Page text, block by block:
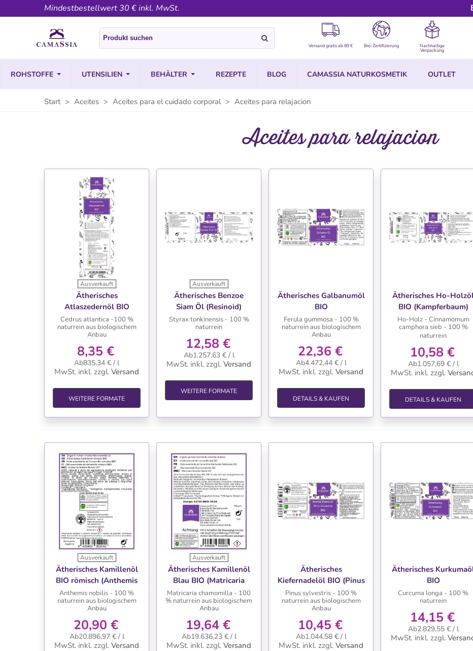
Mindestbestellwert 30 € inkl. MwSt.
Versand gratis ab 89 € Bio-Zertifizierung Nachhaltige
Verpackung
ROHSTOFFE UTENSILIEN BEHÄLTER REZEPTE BLOG CAMASSIA NATURKOSMETIK OUTLET
Start > Aceites > Aceites para el cuidado corporal > Aceites para relajacion
Aceites para relajacion
WUNSCHLISTE
Ausverkauft
Ätherisches
Atlaszedernöl BIO
Cedrus atlantica -100 %
naturrein aus biologischem
Anbau
8,35 €
Ab835,34 € / l
MwSt. inkl. zzgl. Versand
WEITERE FORMATE
WUNSCHLISTE
Ausverkauft
Ätherisches Benzoe
Siam Öl (Resinoid)
Styrax tonkinensis - 100 %
naturrein
12,58 €
Ab1.257,63 € / l
MwSt. inkl. zzgl. Versand
WEITERE FORMATE
Ätherisches Galbanumöl
BIO
Ferula gummosa - 100 %
naturrein aus biologischem
Anbau
22,36 €
Ab4.472,44 € / l
MwSt. inkl. zzgl. Versand
DETAILS & KAUFEN
Ätherisches Ho-
BIO (Kampferbaum)
Ho-Holz - Cinnamomum
camphora sieb - 100 %
naturrein
10,58 €
Ab1.057,69 € / l
MwSt. inkl. zzgl.
DETAILS & KAUFEN
WUNSCHLISTE
Ausverkauft
Ätherisches Kamillenöl
BIO römisch (Anthemis
nobilis)
Anthemis nobilis - 100 %
naturrein aus biologischem
Anbau
20,90 €
Ab20.896,97 € / l
MwSt. inkl. zzgl. Versand
WUNSCHLISTE
Ausverkauft
Ätherisches Kamillenöl
Blau BIO (Matricaria
chamomilla) 1 ml
Matricaria chamomilla - 100
% naturrein aus biologischem
Anbau
19,64 €
Ab19.636,23 € / l
MwSt. inkl. zzgl. Versand
Ätherisches
Kiefernadelöl BIO (Pinus
sylvestris)
Pinus sylvestris - 100 %
naturrein aus biologischem
Anbau
10,45 €
Ab1.044,58 € / l
MwSt. inkl. zzgl. Versand
Ätherisches
BIO
Curcuma longa - 100 %
naturrein
14,15 €
Ab2.829,55 € / l
MwSt. inkl. zzgl.